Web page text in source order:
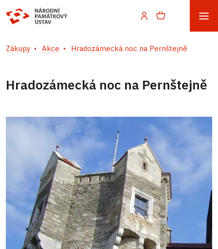
Zákupy Akce Hradozámecká noc na Pernštejně
Hradozámecká noc na Pernštejně